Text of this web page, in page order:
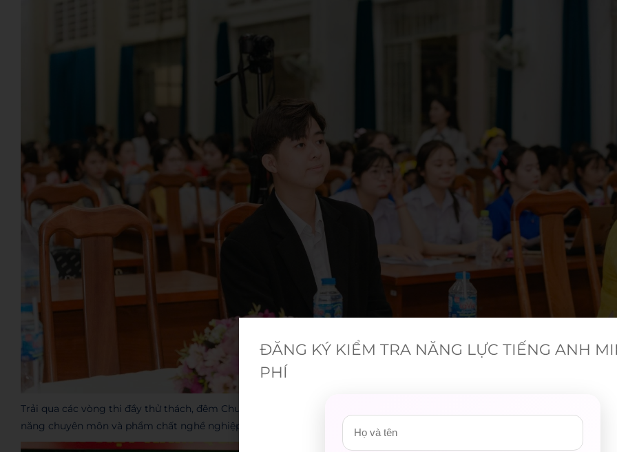
Trải qua các vòng thi đầy thử thách, đêm Chung kết đã quy tụ những gương mặt tiêu biểu nhất, thể hiện rõ bản lĩnh, kỹ
năng chuyên môn và phẩm chất nghề nghiệp của sinh viên sư phạm.
ĐĂNG KÝ KIỂM TRA NĂNG LỰC TIẾNG ANH
PHÍ